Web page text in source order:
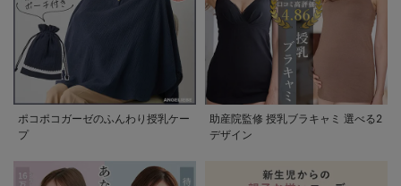
ポコポコガーゼのふんわり授乳ケー
プ
助産院監修 授乳ブラキャミ 選べる2
デザイン